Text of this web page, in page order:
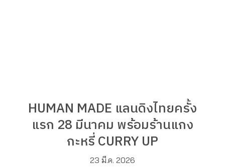
HUMAN MADE แลนดิงไทยครั้ง
แรก 28 มีนาคม พร้อมร้านแกง
กะหรี่ CURRY UP
23 มี.ค. 2026